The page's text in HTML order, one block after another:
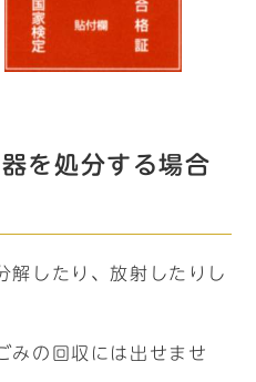
を処分する場合
解したり、放射したりし
みの回収には出せませ